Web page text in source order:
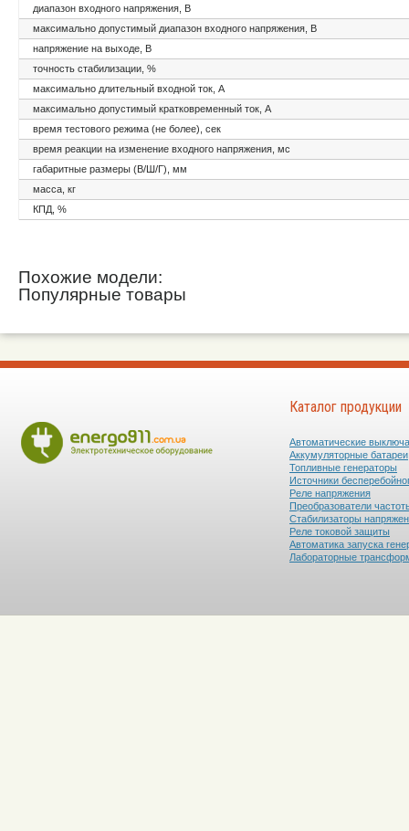
диапазон входного напряжения, В
максимально допустимый диапазон входного напряжения, В
напряжение на выходе, В
точность стабилизации, %
максимально длительный входной ток, А
максимально допустимый кратковременный ток, А
время тестового режима (не более), сек
время реакции на изменение входного напряжения, мс
габаритные размеры (В/Ш/Г), мм
масса, кг
КПД, %
Похожие модели:
Популярные товары
Каталог продукции
Автоматические
Аккумуляторные батареи
Топливные генераторы
Источники
Реле напряжения
Преобразователи
Стабилизаторы
Реле токовой защиты
Автоматика запуска
Лабораторные